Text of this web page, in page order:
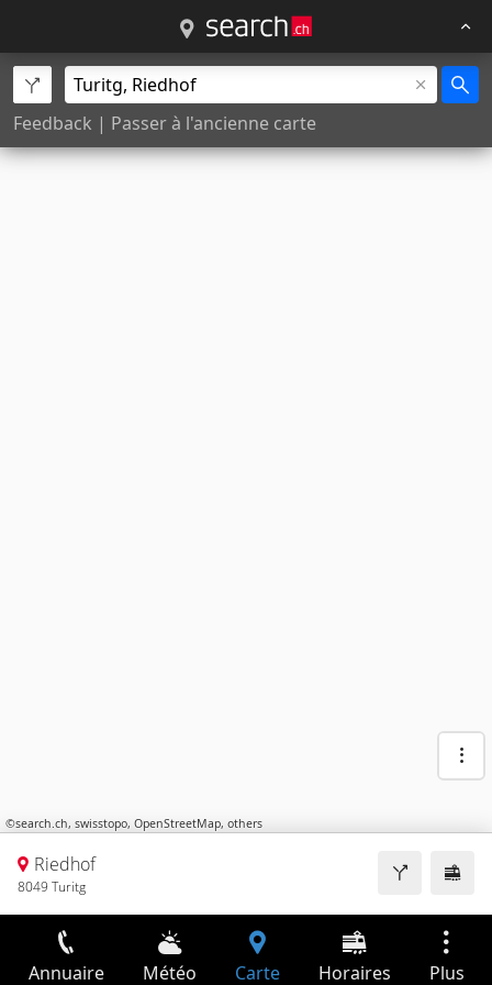
Feedback | Passer à l'ancienne carte
©search.ch, swisstopo, OpenStreetMap, others
Riedhof
8049 Turitg
Annuaire Météo Carte Horaires Plus